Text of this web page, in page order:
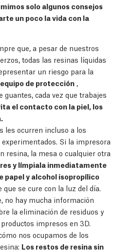
solo algunos consejos
un poco la vida con la
que, a pesar de nuestros
todas las resinas líquidas
un riesgo para la
de protección
guantes, cada vez que trabajes
el contacto con la piel, los
les ocurren incluso a los
Si la impresora
resina, la mesa o cualquier otra
y límpiala inmediatamente
papel y alcohol isopropílico
que se cure con la luz del día.
no hay mucha información
la eliminación de residuos y
impresos en 3D.
nos ocupamos de los
Los restos de resina sin